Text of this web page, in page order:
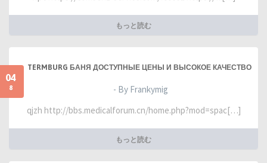
もっと読む
04
8
TERMBURG БАНЯ ДОСТУПНЫЕ ЦЕНЫ И ВЫСОКОЕ КАЧЕСТВО
- By Frankymig
qjzh http://bbs.medicalforum.cn/home.php?mod=spac[…]
もっと読む